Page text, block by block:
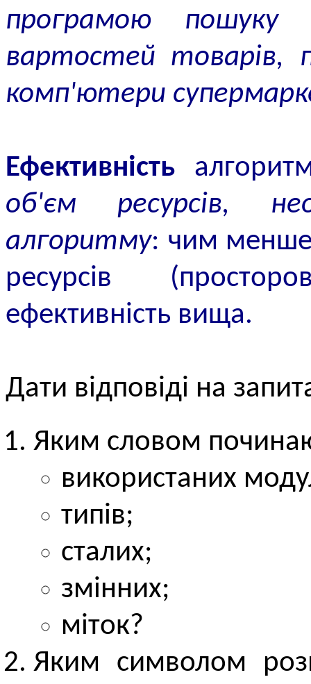
програмою пошуку
вартостей товарів,
комп'ютери
Ефективність
об'єм ресурсів,
алгоритму: чим менше
ресурсів
ефективність вища.
Дати відповіді на
Яким словом
використаних
типів;
сталих;
змінних;
міток?
Яким символом